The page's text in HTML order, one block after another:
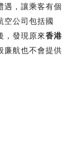
遇，讓乘客有個
空公司包括國
，發現原來香港
廉航也不會提供